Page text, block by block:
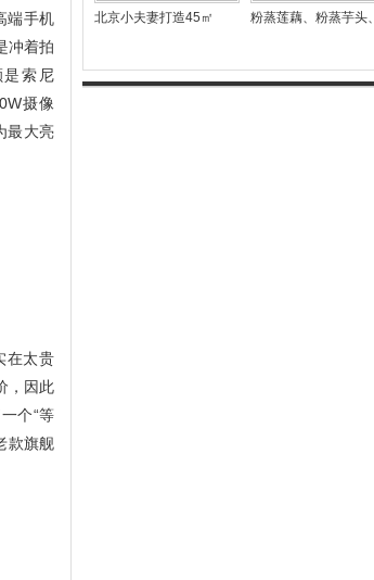
端手机
冲着拍
索尼
摄像
最大亮
在太贵
，因此
个“等
款旗舰
北京小夫妻打造45㎡ 粉蒸莲藕、粉蒸芋头、